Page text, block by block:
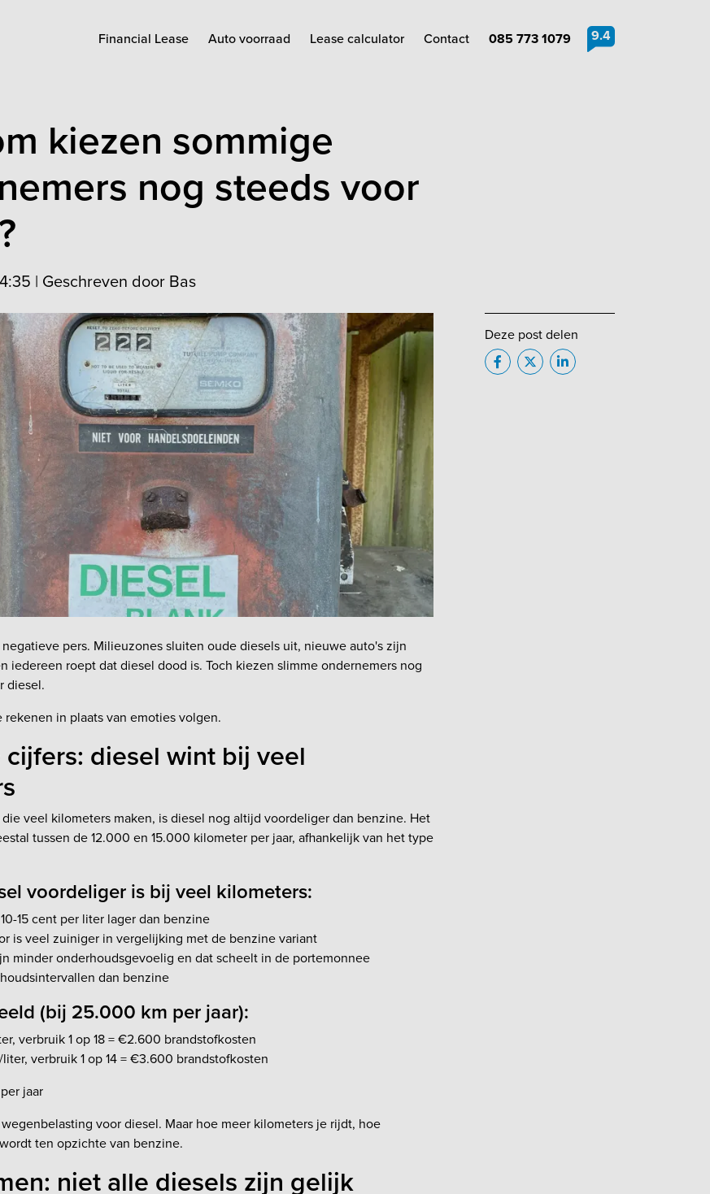
9.4
Financial Lease Auto voorraad Lease calculator Contact 085 773 1079
kiezen sommige
nog steeds voor
| Geschreven door Bas
Deze post delen
pers. Milieuzones sluiten oude diesels uit, nieuwe auto's zijn
iedereen roept dat diesel dood is. Toch kiezen slimme ondernemers nog
diesel.
rekenen in plaats van emoties volgen.
cijfers: diesel wint bij veel
veel kilometers maken, is diesel nog altijd voordeliger dan benzine. Het
tussen de 12.000 en 15.000 kilometer per jaar, afhankelijk van het type
voordeliger is bij veel kilometers:
15 cent per liter lager dan benzine
is veel zuiniger in vergelijking met de benzine variant
minder onderhoudsgevoelig en dat scheelt in de portemonnee
dan benzine
(bij 25.000 km per jaar):
verbruik 1 op 18 = €2.600 brandstofkosten
liter, verbruik 1 op 14 = €3.600 brandstofkosten
jaar
voor diesel. Maar hoe meer kilometers je rijdt, hoe
ten opzichte van benzine.
niet alle diesels zijn gelijk